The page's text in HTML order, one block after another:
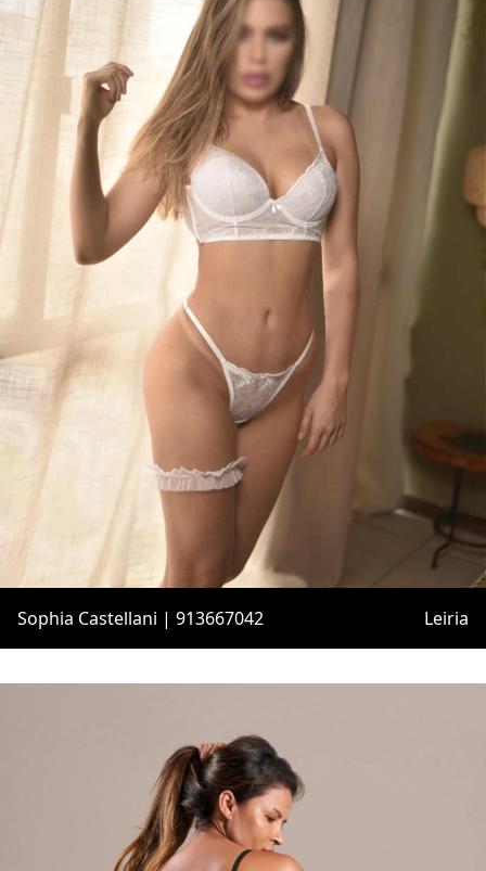
Sophia Castellani | 913667042 Leiria